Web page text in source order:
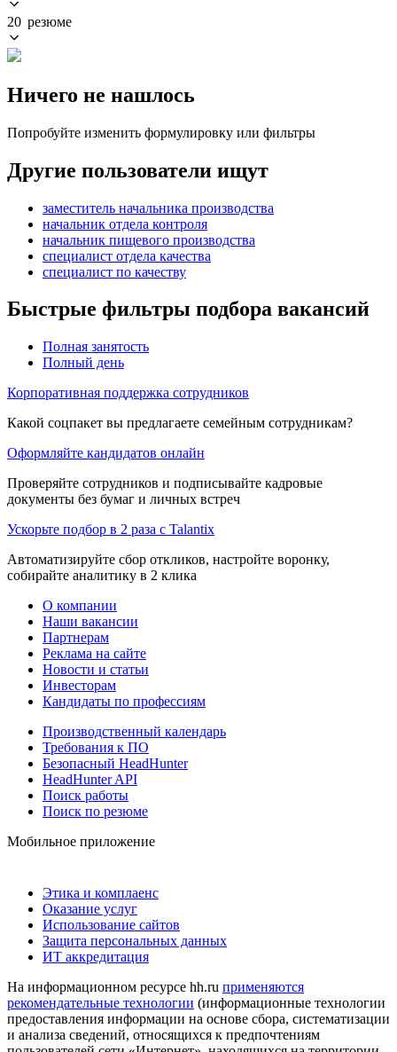
20 резюме
Ничего не нашлось
Попробуйте изменить формулировку или фильтры
Другие пользователи ищут
заместитель начальника производства
начальник отдела контроля
начальник пищевого производства
специалист отдела качества
специалист по качеству
Быстрые фильтры подбора вакансий
Полная занятость
Полный день
Корпоративная поддержка сотрудников
Какой соцпакет вы предлагаете семейным сотрудникам?
Оформляйте кандидатов онлайн
Проверяйте сотрудников и подписывайте кадровые
документы без бумаг и личных встреч
Ускорьте подбор в 2 раза с Talantix
Автоматизируйте сбор откликов, настройте воронку,
собирайте аналитику в 2 клика
О компании
Наши вакансии
Партнерам
Реклама на сайте
Новости и статьи
Инвесторам
Кандидаты по профессиям
Производственный календарь
Требования к ПО
Безопасный HeadHunter
HeadHunter API
Поиск работы
Поиск по резюме
Мобильное приложение
Этика и комплаенс
Оказание услуг
Использование сайтов
Защита персональных данных
ИТ аккредитация
На информационном ресурсе hh.ru применяются
рекомендательные технологии (информационные технологии
предоставления информации на основе сбора, систематизации
и анализа сведений, относящихся к предпочтениям